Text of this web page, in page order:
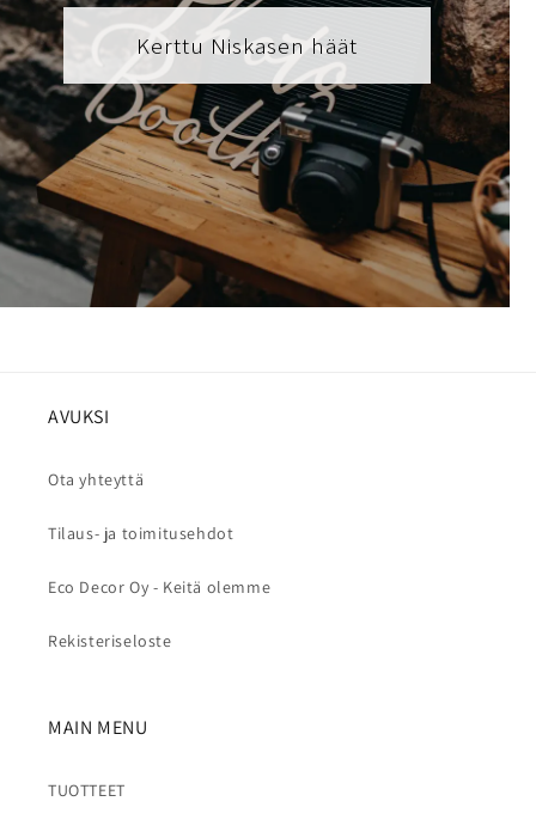
Kerttu Niskasen häät
AVUKSI
Ota yhteyttä
Tilaus- ja toimitusehdot
Eco Decor Oy - Keitä olemme
Rekisteriseloste
MAIN MENU
TUOTTEET